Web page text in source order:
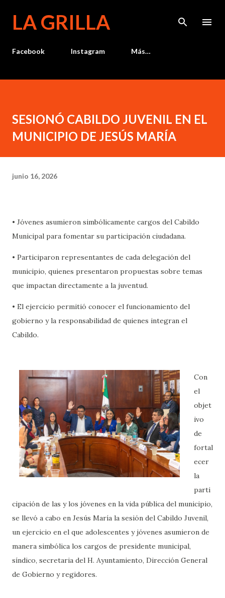
LA GRILLA
Facebook Instagram Más…
SESIONÓ CABILDO JUVENIL EN EL
MUNICIPIO DE JESÚS MARÍA
junio 16, 2026
• Jóvenes asumieron simbólicamente cargos del Cabildo
Municipal para fomentar su participación ciudadana.
• Participaron representantes de cada delegación del
municipio, quienes presentaron propuestas sobre temas
que impactan directamente a la juventud.
• El ejercicio permitió conocer el funcionamiento del
gobierno y la responsabilidad de quienes integran el
Cabildo.
Con
el
objet
ivo
de
fortal
ecer
la
parti
cipación de las y los jóvenes en la vida pública del municipio,
se llevó a cabo en Jesús María la sesión del Cabildo Juvenil,
un ejercicio en el que adolescentes y jóvenes asumieron de
manera simbólica los cargos de presidente municipal,
síndico, secretaria del H. Ayuntamiento, Dirección General
de Gobierno y regidores.